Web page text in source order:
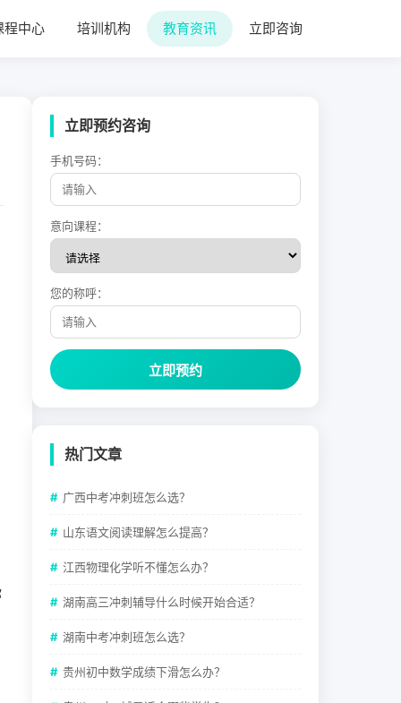
程中心 培训机构 教育资讯 立即咨询
立即预约咨询
手机号码：
意向课程：
您的称呼：
立即预约
热门文章
广西中考冲刺班怎么选？
山东语文阅读理解怎么提高？
江西物理化学听不懂怎么办？
湖南高三冲刺辅导什么时候开始合适？
湖南中考冲刺班怎么选？
贵州初中数学成绩下滑怎么办？